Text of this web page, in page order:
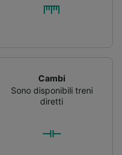
Cambi
Sono disponibili treni
diretti